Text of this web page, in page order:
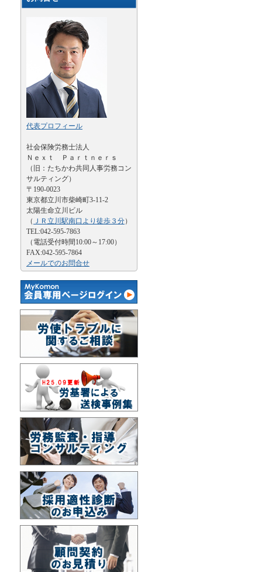
代表プロフィール
社会保険労務士法人
Ｎｅｘｔ Ｐａｒｔｎｅｒｓ
（旧：たちかわ共同人事労務コン
サルティング）
〒190-0023
東京都立川市柴崎町3-11-2
太陽生命立川ビル
（ ＪＲ立川駅南口より徒歩３分）
TEL:042-595-7863
（電話受付時間10:00～17:00）
FAX:042-595-7864
メールでのお問合せ